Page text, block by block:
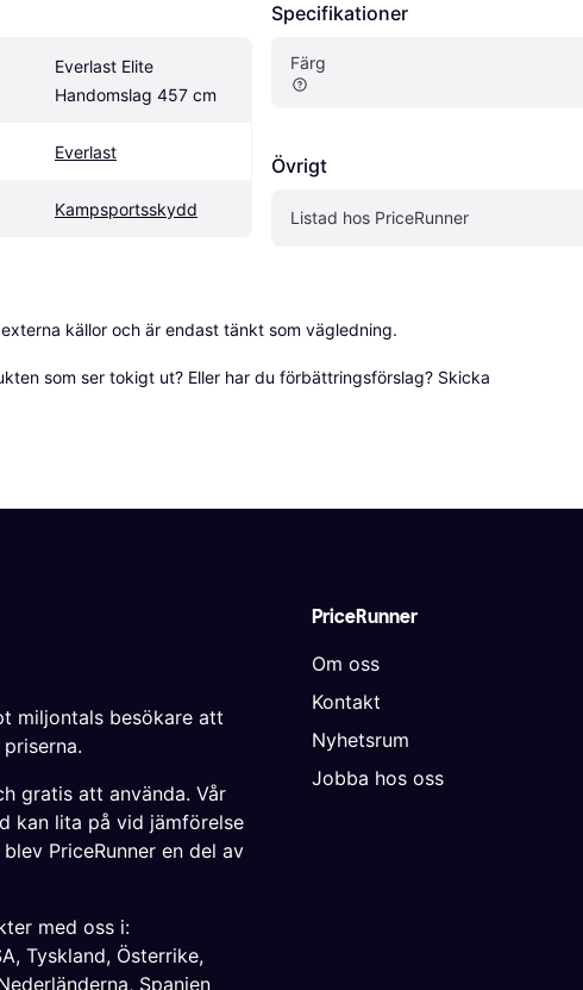
Everlast Elite
Handomslag 457 cm
Everlast
Kampsportsskydd
Specifikationer
Färg
Övrigt
Listad hos PriceRunner
källor och är endast tänkt som vägledning.
som ser tokigt ut? Eller har du förbättringsförslag? Skicka
PriceRunner
Om oss
Kontakt
Nyhetsrum
Jobba hos oss
miljontals besökare att
gratis att använda. Vår
kan lita på vid jämförelse
PriceRunner en del av
med oss i:
, Tyskland, Österrike,
, Spanien